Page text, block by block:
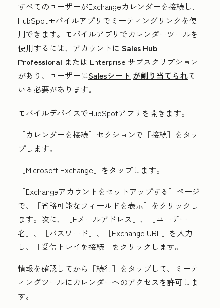
すべてのユーザーがExchangeカレンダーを接続し、
HubSpotモバイルアプリでミーティングリンクを使
用できます。モバイルアプリでカレンダーツールを
使用するには、アカウントに Sales Hub
Professional または Enterprise サブスクリプション
があり、ユーザーにSalesシート が割り当てられて
いる必要があります。
モバイルデバイスでHubSpotアプリを開きます。
［カレンダーを接続］セクションで ［接続］をタッ
プします。
［Microsoft Exchange］をタップします。
［Exchangeアカウントをセットアップする］ページ
で、
［省略可能なフィールドを表示］をクリックし
ます。次に、
［Eメールアドレス］、
［ユーザー
名］、
［パスワード］、
［Exchange URL］を入力
し、
［受信トレイを接続］をクリックします。
情報を確認してから ［続行］をタップして、ミーテ
ィングツールにカレンダーへのアクセスを許可しま
す。